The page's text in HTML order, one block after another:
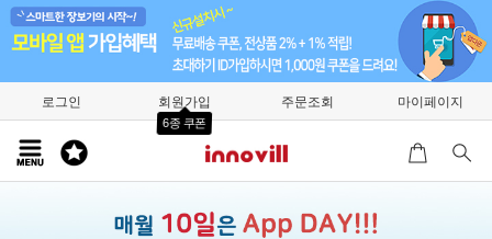
로그인 회원가입
6종 쿠폰
주문조회 마이페이지